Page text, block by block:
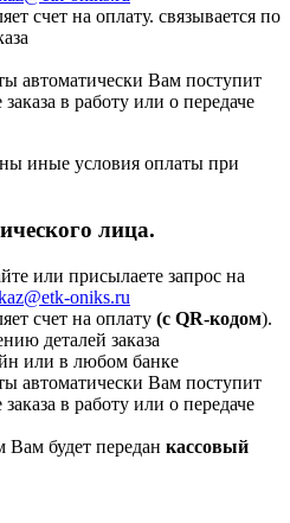
счет на оплату. связывается по
автоматически Вам поступит
в работу или о передаче
иные условия оплаты при
лица.
или присылаете запрос на
oniks.ru
счет на оплату (с QR-кодом).
деталей заказа
или в любом банке
автоматически Вам поступит
в работу или о передаче
Вам будет передан кассовый